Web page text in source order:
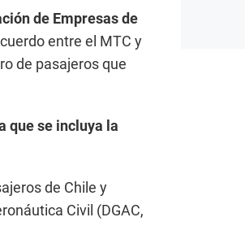
de Empresas de
entre el MTC y
de pasajeros que
que se incluya la
de Chile y
Civil (DGAC,